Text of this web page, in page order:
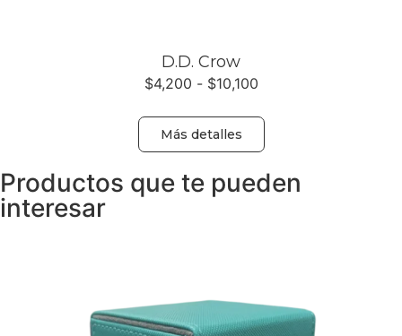
D.D. Crow
$4,200 - $10,100
Más detalles
Productos que te pueden
interesar